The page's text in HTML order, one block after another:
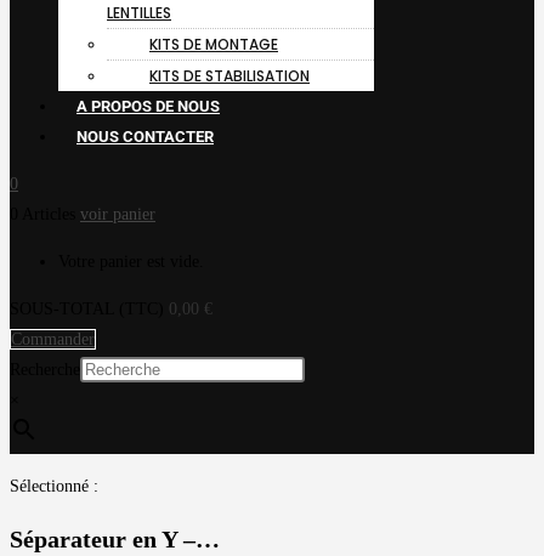
LENTILLES
KITS DE MONTAGE
KITS DE STABILISATION
A PROPOS DE NOUS
NOUS CONTACTER
0
voir panier
0,00 €
Commander
Sélectionné :
Séparateur en Y –…